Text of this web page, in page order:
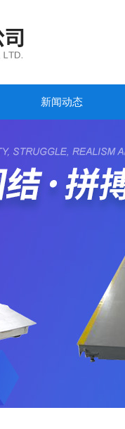
新闻动态